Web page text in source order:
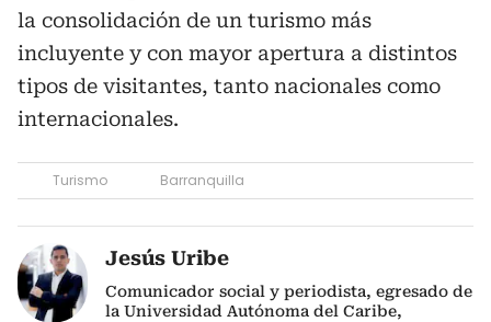
la consolidación de un turismo más
incluyente y con mayor apertura a distintos
tipos de visitantes, tanto nacionales como
internacionales.
Turismo Barranquilla
Jesús Uribe
Comunicador social y periodista, egresado de
la Universidad Autónoma del Caribe,